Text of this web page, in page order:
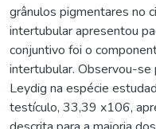
grânulos pigmentares no
intertubular apresentou
conjuntivo foi o
intertubular. Observou-
Leydig na espécie
testículo, 33,39 x106,